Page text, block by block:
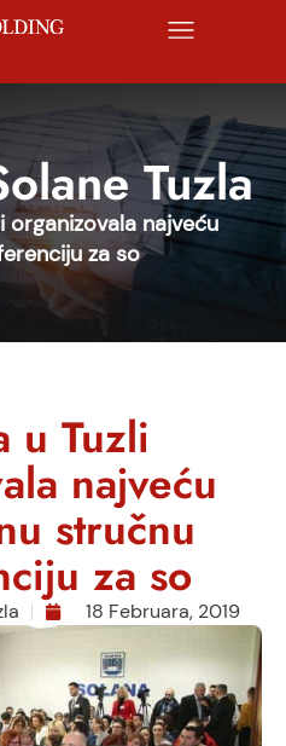
Tuzla
organizovala najveću
za so
u Tuzli
najveću
stručnu
za so
18 Februara, 2019